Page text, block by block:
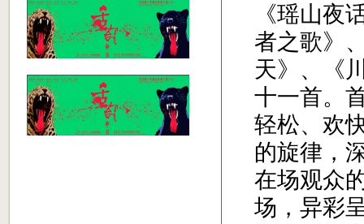
《瑶山夜
者之歌》
天》、《
十一首。
轻松、欢
的旋律，
在场观众
场，异彩